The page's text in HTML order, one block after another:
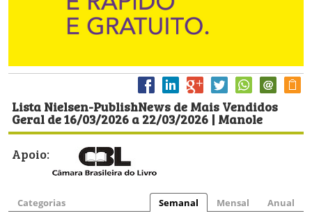
Lista Nielsen-PublishNews de Mais Vendidos
Geral de 16/03/2026 a 22/03/2026 | Manole
Apoio:
Categorias Semanal Mensal Anual